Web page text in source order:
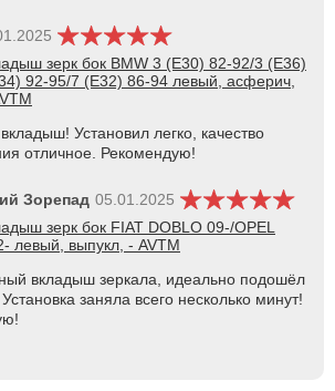
зерк бок BMW 3 (E30) 82-92/3 (E36)
92-95/7 (E32) 86-94 левый, асферич,
Установил легко, качество
отличное. Рекомендую!
Зорепад 05.01.2025
зерк бок FIAT DOBLO 09-/OPEL
левый, выпукл, - AVTM
вкладыш зеркала, идеально подошёл
заняла всего несколько минут!